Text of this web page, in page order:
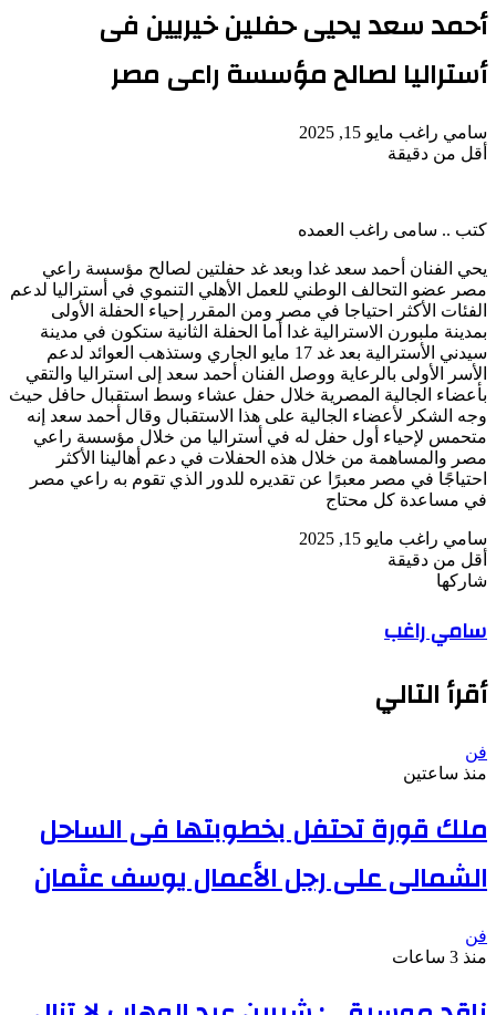
أحمد سعد يحيى حفلين خيريين فى
أستراليا لصالح مؤسسة راعى مصر
سامي راغب أرسل
بريدا
مايو 15, 2025
أقل من دقيقة
كتب .. سامى راغب العمده
يحي الفنان أحمد سعد غدا وبعد غد حفلتين لصالح مؤسسة راعي
مصر عضو التحالف الوطني للعمل الأهلي التنموي في أستراليا لدعم
الفئات الأكثر احتياجا في مصر ومن المقرر إحياء الحفلة الأولى
بمدينة ملبورن الاسترالية غدا أما الحفلة الثانية ستكون في مدينة
سيدني الأسترالية بعد غد 17 مايو الجاري وستذهب العوائد لدعم
الأسر الأولى بالرعاية ووصل الفنان أحمد سعد إلى استراليا والتقي
بأعضاء الجالية المصرية خلال حفل عشاء وسط استقبال حافل حيث
وجه الشكر لأعضاء الجالية على هذا الاستقبال وقال أحمد سعد إنه
متحمس لإحياء أول حفل له في أستراليا من خلال مؤسسة راعي
مصر والمساهمة من خلال هذه الحفلات في دعم أهالينا الأكثر
احتياجًا في مصر معبرًا عن تقديره للدور الذي تقوم به راعي مصر
في مساعدة كل محتاج
سامي راغب أرسل
بريدا
مايو 15, 2025
أقل من دقيقة
فيسبوك
‫X
لينكدإن
بينتيريست
‫Pocket
واتساب
تيلقرام
ڤايبر
لاين
شاركها
عبر
البريد
سامي راغب
أقرأ التالي
فن
منذ ساعتين
ملك قورة تحتفل بخطوبتها فى الساحل
الشمالى على رجل الأعمال يوسف عثمان
فن
منذ 3 ساعات